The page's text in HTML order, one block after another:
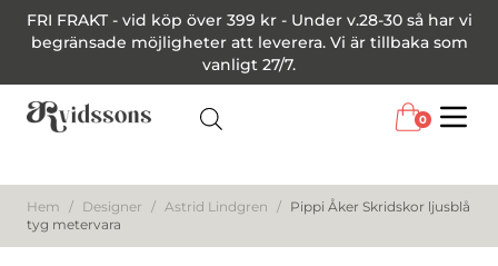
FRI FRAKT - vid köp över 399 kr - Under v.28-30 så har vi
begränsade möjligheter att leverera. Vi är tillbaka som
vanligt 27/7.
0
Hem / Designer / Astrid Lindgren / Pippi Åker Skridskor ljusblå
tyg metervara